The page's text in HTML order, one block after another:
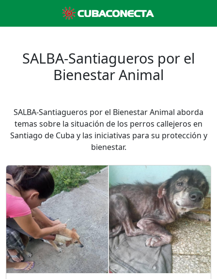
SALBA-Santiagueros por el
Bienestar Animal
SALBA-Santiagueros por el Bienestar Animal aborda
temas sobre la situación de los perros callejeros en
Santiago de Cuba y las iniciativas para su protección y
bienestar.